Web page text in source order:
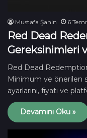
Mustafa Şahin 6
Red Dead
Gereksinimleri
Red Dead
Minimum ve önerilen
ayarlarını, fiyatı ve
Devamını Oku »